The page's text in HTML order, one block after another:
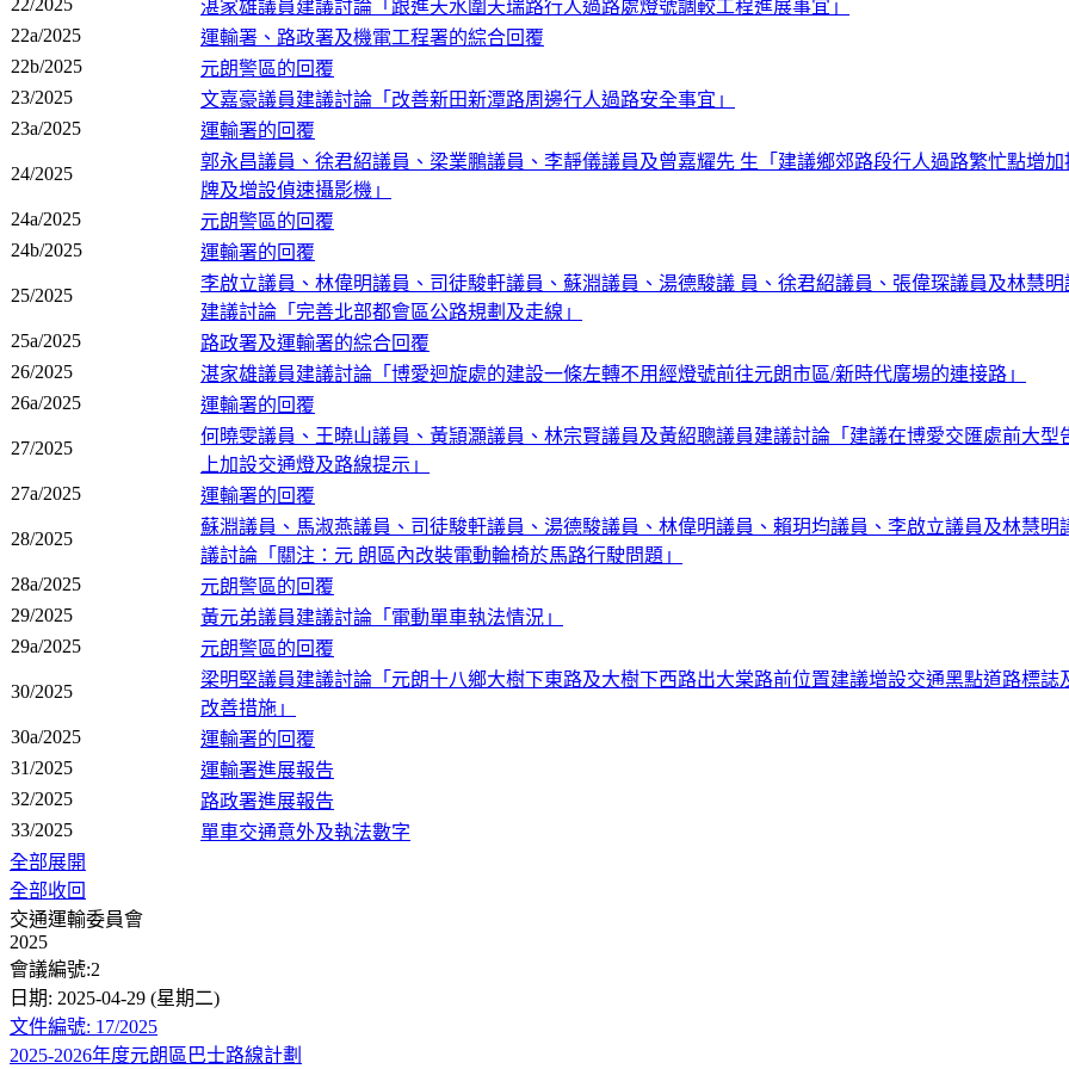
湛家雄議員建議討論「跟進天水圍天瑞路行人過路處燈號調較工程進展事宜」
22a/2025
運輸署、路政署及機電工程署的綜合回覆
22b/2025
元朗警區的回覆
23/2025
文嘉豪議員建議討論「改善新田新潭路周邊行人過路安全事宜」
23a/2025
運輸署的回覆
24/2025
郭永昌議員、徐君紹議員、梁業鵬議員、李靜儀議員及曾嘉耀先 生「建議鄉郊路段行人過路繁忙點增加
牌及增設偵速攝影機」
24a/2025
元朗警區的回覆
24b/2025
運輸署的回覆
25/2025
李啟立議員、林偉明議員、司徒駿軒議員、蘇淵議員、湯德駿議 員、徐君紹議員、張偉琛議員及林慧明
建議討論「完善北部都會區公路規劃及走線」
25a/2025
路政署及運輸署的綜合回覆
26/2025
湛家雄議員建議討論「博愛迴旋處的建設一條左轉不用經燈號前往元朗市區/新時代廣場的連接路」
26a/2025
運輸署的回覆
27/2025
何曉雯議員、王曉山議員、黃頴灝議員、林宗賢議員及黃紹聰議員建議討論「建議在博愛交匯處前大型
上加設交通燈及路線提示」
27a/2025
運輸署的回覆
28/2025
蘇淵議員、馬淑燕議員、司徒駿軒議員、湯德駿議員、林偉明議員、賴玥均議員、李啟立議員及林慧明
議討論「關注：元 朗區內改裝電動輪椅於馬路行駛問題」
28a/2025
元朗警區的回覆
29/2025
黃元弟議員建議討論「電動單車執法情況」
29a/2025
元朗警區的回覆
30/2025
梁明堅議員建議討論「元朗十八鄉大樹下東路及大樹下西路出大棠路前位置建議增設交通黑點道路標誌
改善措施」
30a/2025
運輸署的回覆
31/2025
運輸署進展報告
32/2025
路政署進展報告
33/2025
單車交通意外及執法數字
全部展開
全部收回
交通運輸委員會
2025
會議編號:2
日期: 2025-04-29 (星期二)
文件編號: 17/2025
2025-2026年度元朗區巴士路線計劃